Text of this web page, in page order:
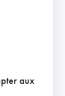
aux